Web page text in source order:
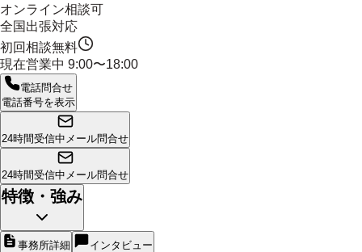
オンライン相談可
全国出張対応
初回相談無料
現在営業中 9:00〜18:00
電話問合せ
電話番号を表示
24時間受信中 メール問合せ
24時間受信中 メール問合せ
特徴・強み
事務所詳細 インタビュー